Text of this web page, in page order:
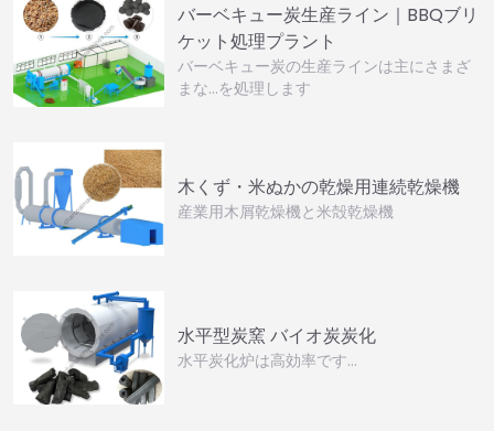
バーベキュー炭生産ライン｜BBQブリ
ケット処理プラント
バーベキュー炭の生産ラインは主にさまざ
まな…を処理します
木くず・米ぬかの乾燥用連続乾燥機
産業用木屑乾燥機と米殻乾燥機
水平型炭窯 バイオ炭炭化
水平炭化炉は高効率です…